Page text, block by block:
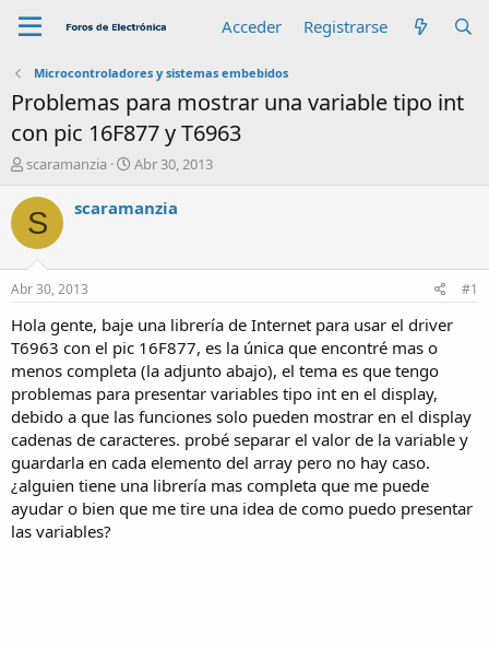
Acceder Registrarse
Microcontroladores y sistemas embebidos
Problemas para mostrar una variable tipo int
con pic 16F877 y T6963
A
t
o
r
scaramanzia
F
c
n
c
i
o
Abr 30, 2013
S scaramanzia
Abr 30, 2013 #1
Hola gente, baje una librería de Internet para usar el driver
T6963 con el pic 16F877, es la única que encontré mas o
menos completa (la adjunto abajo), el tema es que tengo
problemas para presentar variables tipo int en el display,
debido a que las funciones solo pueden mostrar en el display
cadenas de caracteres. probé separar el valor de la variable y
guardarla en cada elemento del array pero no hay caso.
¿alguien tiene una librería mas completa que me puede
ayudar o bien que me tire una idea de como puedo presentar
las variables?